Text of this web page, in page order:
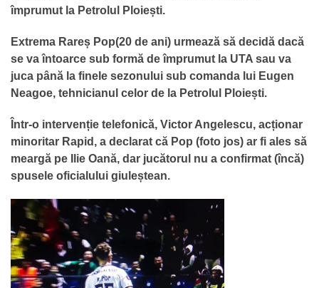
împrumut la Petrolul Ploiești.
Extrema Rareș Pop(20 de ani) urmează să decidă dacă
se va întoarce sub formă de împrumut la UTA sau va
juca până la finele sezonului sub comanda lui Eugen
Neagoe, tehnicianul celor de la Petrolul Ploiești.
Într-o intervenție telefonică, Victor Angelescu, acționar
minoritar Rapid, a declarat că Pop (foto jos) ar fi ales să
meargă pe Ilie Oană, dar jucătorul nu a confirmat (încă)
spusele oficialului giuleștean.